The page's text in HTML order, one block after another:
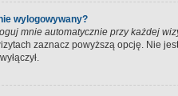
wylogowywany?
mnie automatycznie przy każdej
zaznacz powyższą opcję. Nie